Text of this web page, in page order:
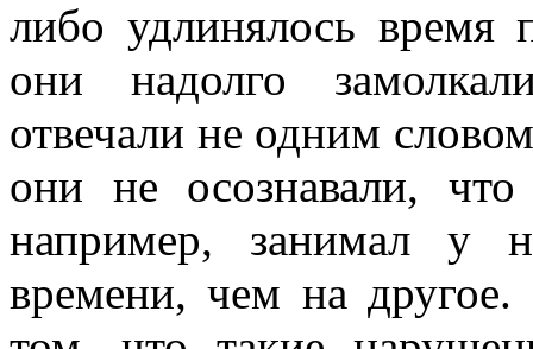
либо удлинялось время
они надолго
отвечали не одним
они не осознавали,
например, занимал у
времени, чем на